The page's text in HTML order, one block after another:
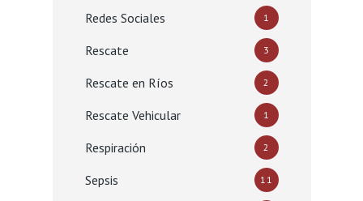
Redes Sociales 1
Rescate 3
Rescate en Ríos 2
Rescate Vehicular 1
Respiración 2
Sepsis 11